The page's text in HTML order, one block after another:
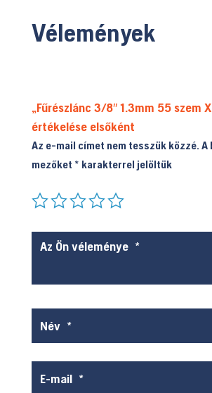
Vélemények
„Fűrészlánc 3/8″ 1.3mm 55 szem
értékelése elsőként
Az e-mail címet nem tesszük közzé. A
mezőket * karakterrel jelöltük